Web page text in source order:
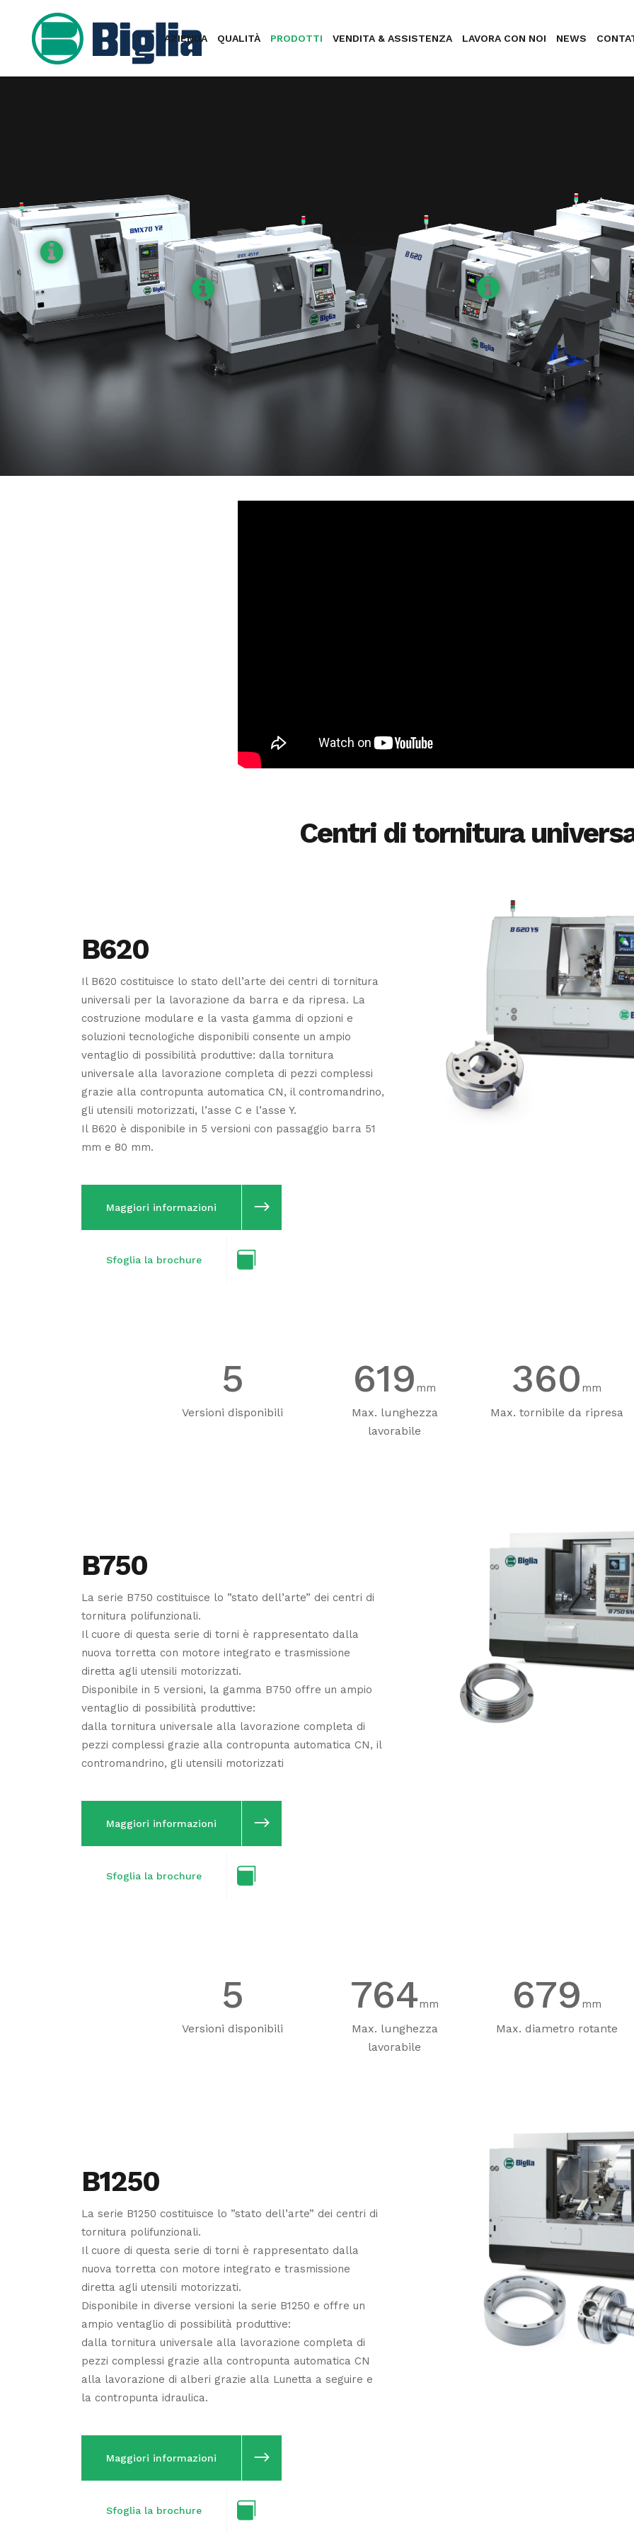
AZIENDA QUALITÀ PRODOTTI VENDITA & ASSISTENZA LAVORA CON NOI NEWS
Centri di tornitura
B620
Il B620 costituisce lo stato dell’arte dei centri di tornitura
universali per la lavorazione da barra e da ripresa. La
costruzione modulare e la vasta gamma di opzioni e
soluzioni tecnologiche disponibili consente un ampio
ventaglio di possibilità produttive: dalla tornitura
universale alla lavorazione completa di pezzi complessi
grazie alla contropunta automatica CN, il contromandrino,
gli utensili motorizzati, l’asse C e l’asse Y.
Il B620 è disponibile in 5 versioni con passaggio barra 51
mm e 80 mm.
Maggiori informazioni
Sfoglia la brochure
5
Versioni disponibili
620mm
Max. lunghezza
lavorabile
360 mm
Max. tornibile da ripresa
B750
La serie B750 costituisce lo ”stato dell’arte” dei centri di
tornitura polifunzionali.
Il cuore di questa serie di torni è rappresentato dalla
nuova torretta con motore integrato e trasmissione
diretta agli utensili motorizzati.
Disponibile in 5 versioni, la gamma B750 offre un ampio
ventaglio di possibilità produttive:
dalla tornitura universale alla lavorazione completa di
pezzi complessi grazie alla contropunta automatica CN, il
contromandrino, gli utensili motorizzati
Maggiori informazioni
Sfoglia la brochure
5
Versioni disponibili
765mm
Max. lunghezza
lavorabile
680 mm
Max. diametro rotante
B1250
La serie B1250 costituisce lo ”stato dell’arte” dei centri di
tornitura polifunzionali.
Il cuore di questa serie di torni è rappresentato dalla
nuova torretta con motore integrato e trasmissione
diretta agli utensili motorizzati.
Disponibile in diverse versioni la serie B1250 e offre un
ampio ventaglio di possibilità produttive:
dalla tornitura universale alla lavorazione completa di
pezzi complessi grazie alla contropunta automatica CN
alla lavorazione di alberi grazie alla Lunetta a seguire e
la contropunta idraulica.
Maggiori informazioni
Sfoglia la brochure